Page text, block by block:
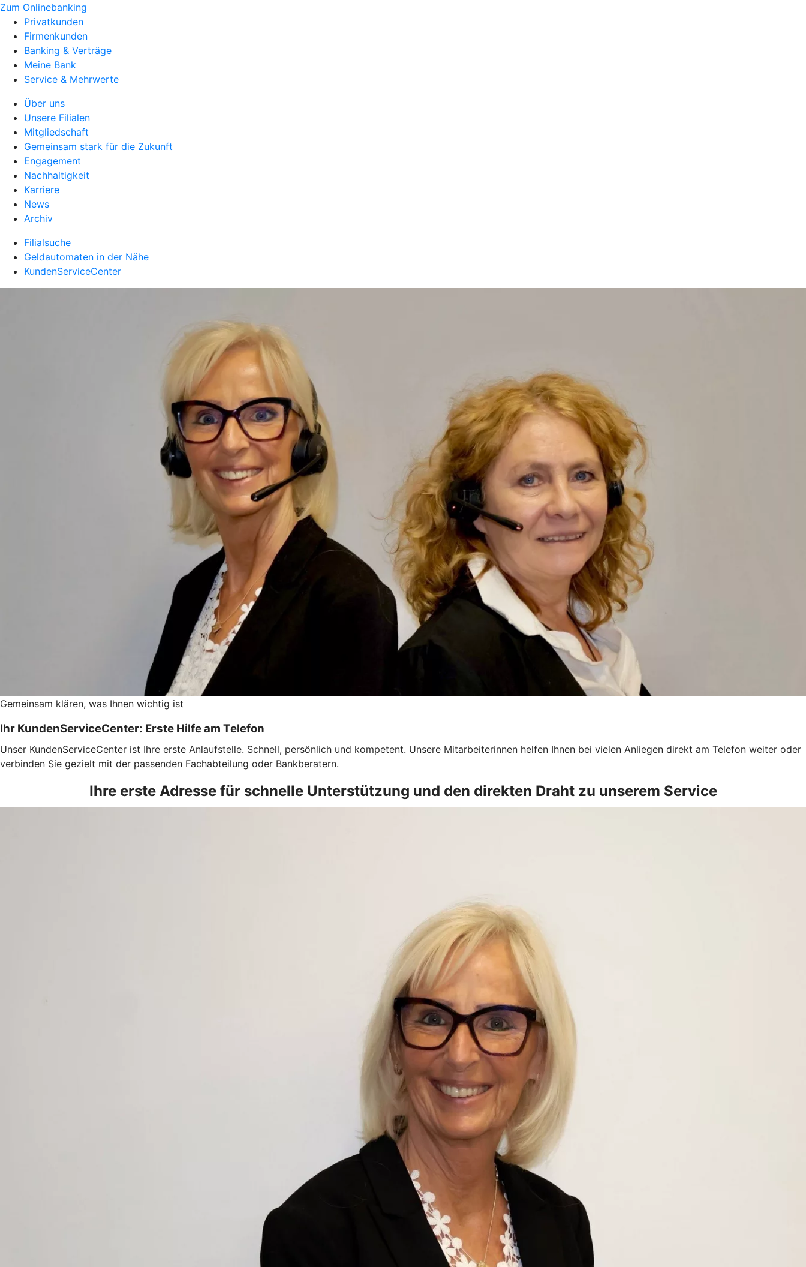
Zum Onlinebanking
Privatkunden
Firmenkunden
Banking & Verträge
Meine Bank
Service & Mehrwerte
Über uns
Unsere Filialen
Mitgliedschaft
Gemeinsam stark für die Zukunft
Engagement
Nachhaltigkeit
Karriere
News
Archiv
Filialsuche
Geldautomaten in der Nähe
KundenServiceCenter
Gemeinsam klären, was Ihnen wichtig ist
Ihr KundenServiceCenter: Erste Hilfe am Telefon
Unser KundenServiceCenter ist Ihre erste Anlaufstelle. Schnell, persönlich und kompetent. Unsere Mitarbeiterinnen helfen Ihnen bei vielen Anliegen direkt am Telefon weiter oder
verbinden Sie gezielt mit der passenden Fachabteilung oder Bankberatern.
Ihre erste Adresse für schnelle Unterstützung und den direkten Draht zu unserem Service